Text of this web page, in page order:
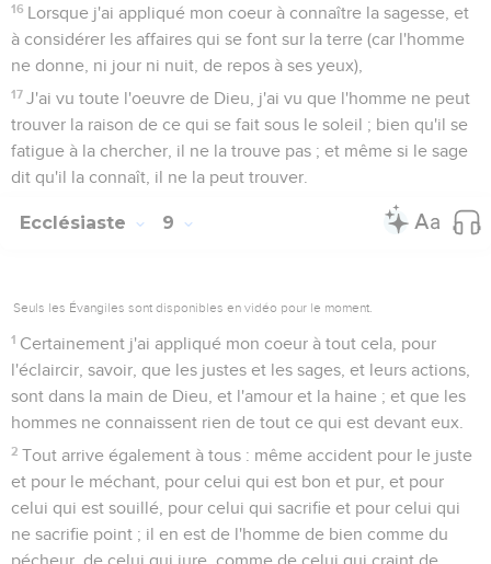
16 Lorsque j'ai appliqué mon coeur à connaître la sagesse, et
à considérer les affaires qui se font sur la terre (car l'homme
ne donne, ni jour ni nuit, de repos à ses yeux),
17 J'ai vu toute l'oeuvre de Dieu, j'ai vu que l'homme ne peut
trouver la raison de ce qui se fait sous le soleil ; bien qu'il se
fatigue à la chercher, il ne la trouve pas ; et même si le sage
dit qu'il la connaît, il ne la peut trouver.
Ecclésiaste 9
Seuls les Évangiles sont disponibles en vidéo pour le moment.
1 Certainement j'ai appliqué mon coeur à tout cela, pour
l'éclaircir, savoir, que les justes et les sages, et leurs actions,
sont dans la main de Dieu, et l'amour et la haine ; et que les
hommes ne connaissent rien de tout ce qui est devant eux.
2 Tout arrive également à tous : même accident pour le juste
et pour le méchant, pour celui qui est bon et pur, et pour
celui qui est souillé, pour celui qui sacrifie et pour celui qui
ne sacrifie point ; il en est de l'homme de bien comme du
pécheur, de celui qui jure, comme de celui qui craint de